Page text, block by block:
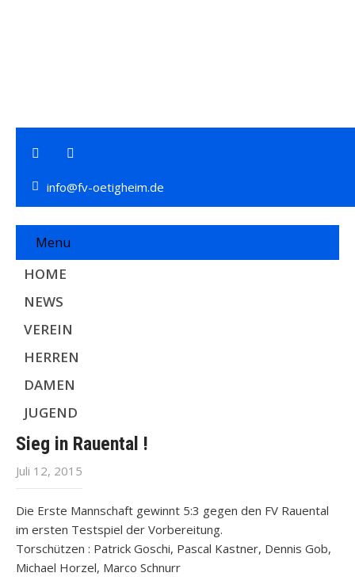
info@fv-oetigheim.de
Menu
HOME
NEWS
VEREIN
HERREN
DAMEN
JUGEND
Sieg in Rauental !
Juli 12, 2015
Die Erste Mannschaft gewinnt 5:3 gegen den FV Rauental
im ersten Testspiel der Vorbereitung.
Torschützen : Patrick Goschi, Pascal Kastner, Dennis Gob,
Michael Horzel, Marco Schnurr